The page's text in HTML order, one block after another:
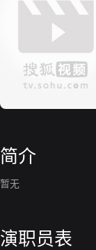
简介
暂无
演职员表